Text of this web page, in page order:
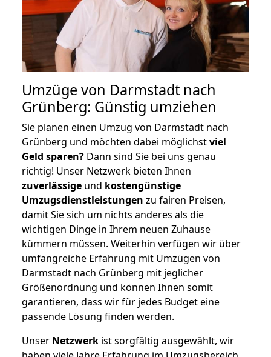
Umzüge von Darmstadt nach
Grünberg: Günstig umziehen
Sie planen einen Umzug von Darmstadt nach
Grünberg und möchten dabei möglichstviel
Geld sparen? Dann sind Sie bei uns genau
richtig! Unser Netzwerk bieten Ihnen
zuverlässige und kostengünstige
Umzugsdienstleistungen zu fairen Preisen,
damit Sie sich um nichts anderes als die
wichtigen Dinge in Ihrem neuen Zuhause
kümmern müssen. Weiterhin verfügen wir über
umfangreiche Erfahrung mit Umzügen von
Darmstadt nach Grünberg mit jeglicher
Größenordnung und können Ihnen somit
garantieren, dass wir für jedes Budget eine
passende Lösung finden werden.
Unser Netzwerk ist sorgfältig ausgewählt, wir